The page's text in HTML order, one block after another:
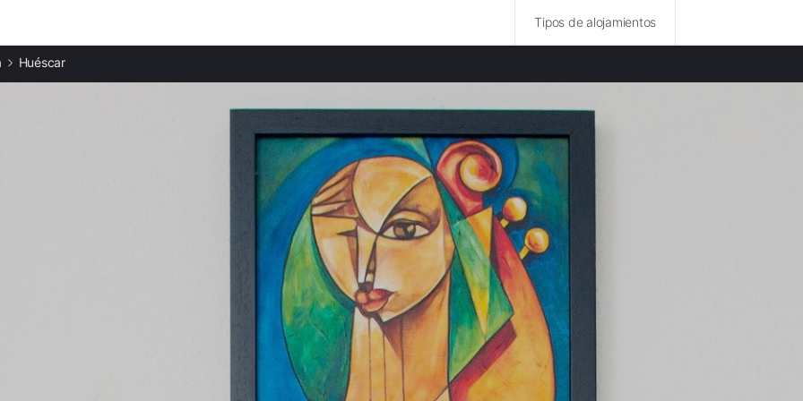
Tipos de alojamientos
Apartamentos en Orce
Apartamentos en Castril
Apartamentos en Santiago-Pontones
Huéscar